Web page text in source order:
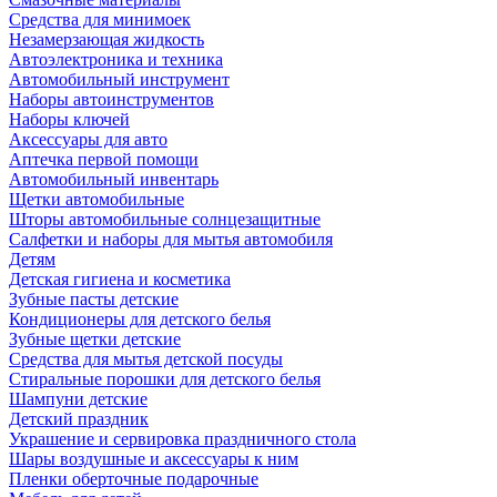
Средства для минимоек
Незамерзающая жидкость
Автоэлектроника и техника
Автомобильный инструмент
Наборы автоинструментов
Наборы ключей
Аксессуары для авто
Аптечка первой помощи
Автомобильный инвентарь
Щетки автомобильные
Шторы автомобильные солнцезащитные
Салфетки и наборы для мытья автомобиля
Детям
Детская гигиена и косметика
Зубные пасты детские
Кондиционеры для детского белья
Зубные щетки детские
Средства для мытья детской посуды
Стиральные порошки для детского белья
Шампуни детские
Детский праздник
Украшение и сервировка праздничного стола
Шары воздушные и аксессуары к ним
Пленки оберточные подарочные